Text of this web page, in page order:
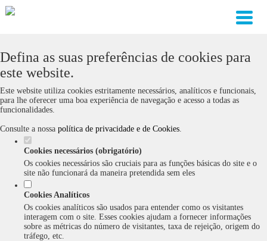
Defina as suas preferências de cookies para
este website.
Este website utiliza cookies estritamente necessários, analíticos e funcionais,
para lhe oferecer uma boa experiência de navegação e acesso a todas as
funcionalidades.
Consulte a nossa política de privacidade e de Cookies.
Cookies necessários (obrigatório)
Os cookies necessários são cruciais para as funções básicas do site e o
site não funcionará da maneira pretendida sem eles
Cookies Analíticos
Os cookies analíticos são usados para entender como os visitantes
interagem com o site. Esses cookies ajudam a fornecer informações
sobre as métricas do número de visitantes, taxa de rejeição, origem do
tráfego, etc.